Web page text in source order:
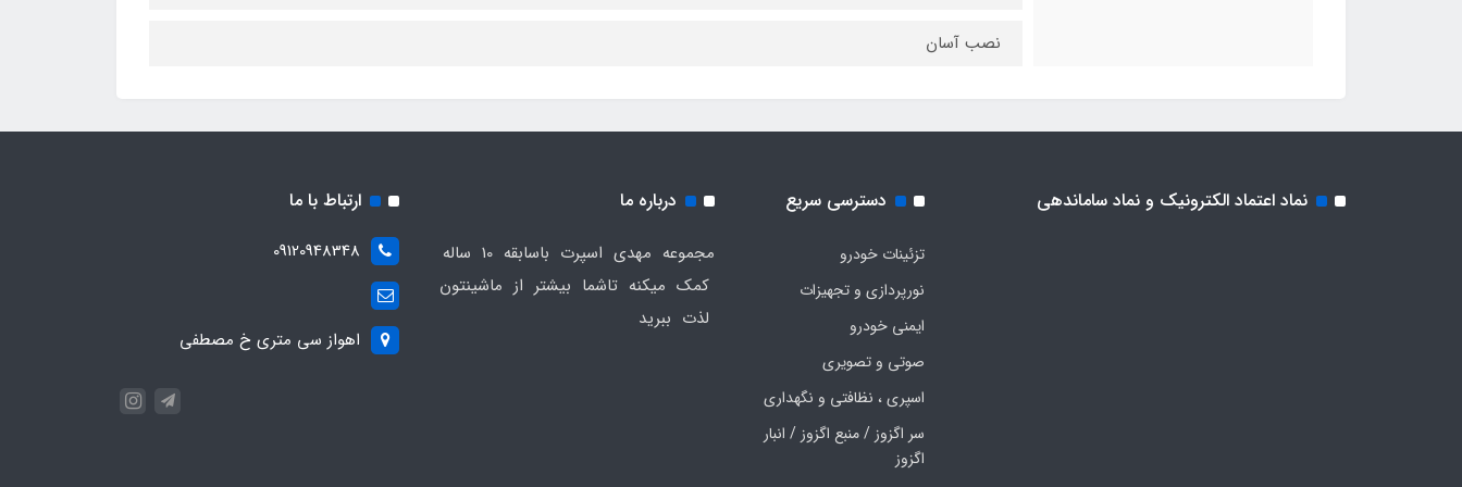
نصب آسان
نماد اعتماد الکترونیک و نماد ساماندهی دسترسی سریع
تزئینات خودرو
نورپردازی و تجهیزات
ایمنی خودرو
صوتی و تصویری
اسپری ، نظافتی و نگهداری
سر اگزوز / منبع اگزوز / انبار
اگزوز
درباره ما
مجموعه مهدی اسپرت باسابقه 10 ساله
کمک میکنه تاشما بیشتر از ماشینتون
لذت ببرید
ارتباط با ما
09120948348
اهواز سی متری خ مصطفی